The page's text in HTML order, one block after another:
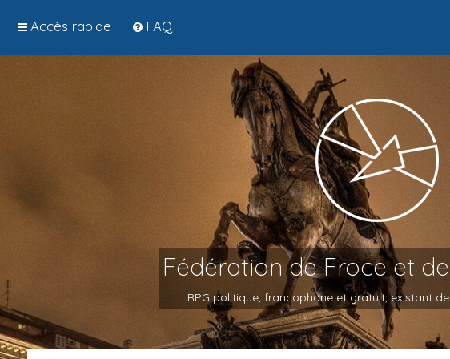
Accès rapide FAQ
Fédération de Froce et
RPG politique, francophone et gratuit, existant